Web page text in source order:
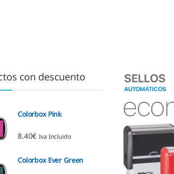
con descuento
Colorbox Pink
8.40€ Iva Incluido
Colorbox Ever Green